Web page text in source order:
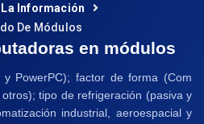
Información
De Módulos
en módulos
PowerPC); factor de forma (Com
tipo de refrigeración (pasiva y
industrial, aeroespacial y